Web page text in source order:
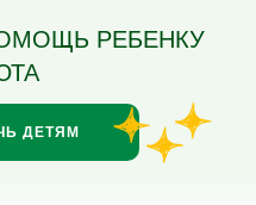
РЕБЕНКУ
ДЕТЯМ
к